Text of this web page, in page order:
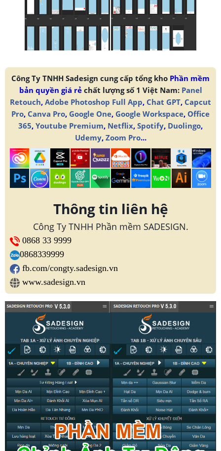
Công Ty TNHH Sadesign cung cấp tổng kho Phần mềm
bản quyền giá rẻchất lượng số 1 Việt Nam: Panel
Retouch, Adobe Photoshop Full App, Chat GPT, Capcut
Pro, Canva Pro, Google One, Google Workspace, Office
365, Youtube Premium, Netflix, Spotify, Duolingo,
Udemy, Zoom Pro...
Thông tin liên hệ
Công Ty TNHH Phần mềm SADESIGN.
0868 33 9999
0868339999
fb.com/congty.sadesign.vn
www.sadesign.vn